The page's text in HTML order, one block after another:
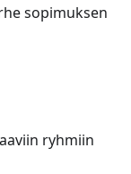
sopimuksen
ryhmiin